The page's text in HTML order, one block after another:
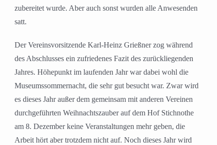
zubereitet wurde. Aber auch sonst wurden alle Anwesenden
satt.
Der Vereinsvorsitzende Karl-Heinz Grießner zog während
des Abschlusses ein zufriedenes Fazit des zurückliegenden
Jahres. Höhepunkt im laufenden Jahr war dabei wohl die
Museumssommernacht, die sehr gut besucht war. Zwar wird
es dieses Jahr außer dem gemeinsam mit anderen Vereinen
durchgeführten Weihnachtszauber auf dem Hof Stichnothe
am 8. Dezember keine Veranstaltungen mehr geben, die
Arbeit hört aber trotzdem nicht auf. Noch dieses Jahr wird